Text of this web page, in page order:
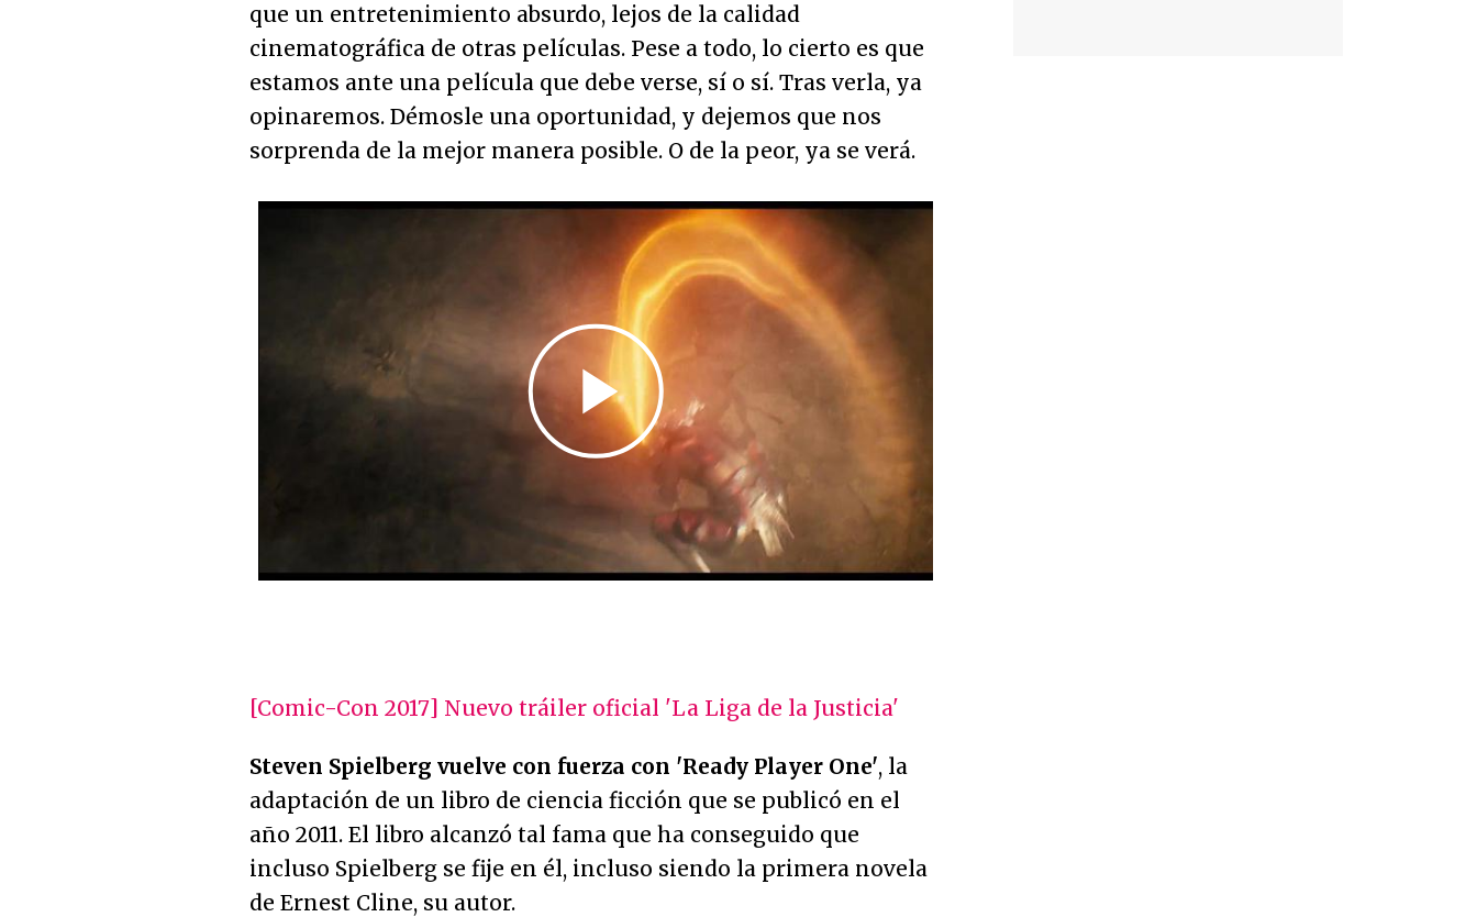
que un entretenimiento absurdo, lejos de la calidad
cinematográfica de otras películas. Pese a todo, lo cierto es que
estamos ante una película que debe verse, sí o sí. Tras verla, ya
opinaremos. Démosle una oportunidad, y dejemos que nos
sorprenda de la mejor manera posible. O de la peor, ya se verá.
[Comic-Con 2017] Nuevo tráiler oficial 'La Liga de la Justicia'
Steven Spielberg vuelve con fuerza con 'Ready Player One', la
adaptación de un libro de ciencia ficción que se publicó en el
año 2011. El libro alcanzó tal fama que ha conseguido que
incluso Spielberg se fije en él, incluso siendo la primera novela
de Ernest Cline, su autor.